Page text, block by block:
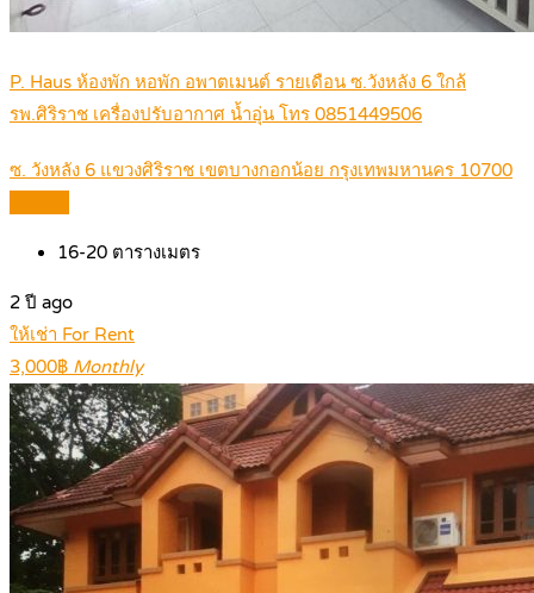
P. Haus ห้องพัก หอพัก อพาตเมนต์ รายเดือน ซ.วังหลัง 6 ใกล้
รพ.ศิริราช เครื่องปรับอากาศ น้ำอุ่น โทร 0851449506
ซ. วังหลัง 6 แขวงศิริราช เขตบางกอกน้อย กรุงเทพมหานคร 10700
16-20 ตารางเมตร
2 ปี ago
ให้เช่า For Rent
3,000฿ Monthly